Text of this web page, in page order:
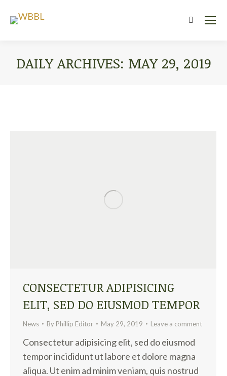
Search:
DAILY ARCHIVES: MAY 29, 2019
CONSECTETUR ADIPISICING
ELIT, SED DO EIUSMOD TEMPOR
News By Phillip Editor May 29, 2019 Leave a comment
Consectetur adipisicing elit, sed do eiusmod
tempor incididunt ut labore et dolore magna
aliqua. Ut enim ad minim veniam, quis nostrud